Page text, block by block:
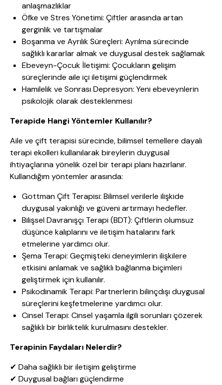
anlaşmazlıklar
Öfke ve Stres Yönetimi: Çiftler arasında artan
gerginlik ve tartışmalar
Boşanma ve Ayrılık Süreçleri: Ayrılma sürecinde
sağlıklı kararlar almak ve duygusal destek sağlamak
Ebeveyn-Çocuk İletişimi: Çocukların gelişim
süreçlerinde aile içi iletişimi güçlendirmek
Hamilelik ve Sonrası Depresyon: Yeni ebeveynlerin
psikolojik olarak desteklenmesi
Terapide Hangi Yöntemler Kullanılır?
Aile ve çift terapisi sürecinde, bilimsel temellere dayalı
terapi ekolleri kullanılarak bireylerin duygusal
ihtiyaçlarına yönelik özel bir terapi planı hazırlanır.
Kullandığım yöntemler arasında:
Gottman Çift Terapisi: Bilimsel verilerle ilişkide
duygusal yakınlığı ve güveni artırmayı hedefler.
Bilişsel Davranışçı Terapi (BDT): Çiftlerin olumsuz
düşünce kalıplarını ve iletişim hatalarını fark
etmelerine yardımcı olur.
Şema Terapi: Geçmişteki deneyimlerin ilişkilere
etkisini anlamak ve sağlıklı bağlanma biçimleri
geliştirmek için kullanılır.
Psikodinamik Terapi: Partnerlerin bilinçdışı duygusal
süreçlerini keşfetmelerine yardımcı olur.
Cinsel Terapi: Cinsel yaşamla ilgili sorunları çözerek
sağlıklı bir birliktelik kurulmasını destekler.
Terapinin Faydaları Nelerdir?
✔ Daha sağlıklı bir iletişim geliştirme
✔ Duygusal bağları güçlendirme